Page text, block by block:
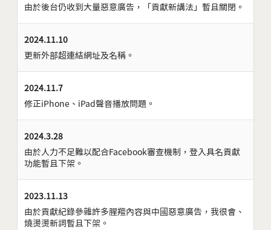
由於後台仍收到大量惡意廣告，「貢獻新講法」暫且關閉。
2024.11.10
更新外部超連結網址及名稱。
2024.11.7
修正iPhone、iPad聲音播放問題。
2024.3.28
由於人力不足難以配合Facebook審查機制，登入具名貢獻
功能暫且下架。
2023.11.13
由於貢獻紀錄參雜許多腥羶內容與中國惡意廣告，我很會、
燒燙燙新詞暫且下架。